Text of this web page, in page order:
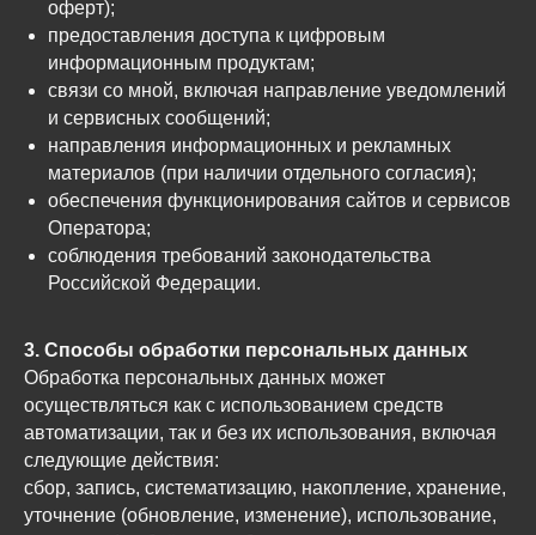
оферт);
предоставления доступа к цифровым
информационным продуктам;
связи со мной, включая направление уведомлений
и сервисных сообщений;
направления информационных и рекламных
материалов (при наличии отдельного согласия);
обеспечения функционирования сайтов и сервисов
Оператора;
соблюдения требований законодательства
Российской Федерации.
3. Способы обработки персональных данных
Обработка персональных данных может
осуществляться как с использованием средств
автоматизации, так и без их использования, включая
следующие действия:
сбор, запись, систематизацию, накопление, хранение,
уточнение (обновление, изменение), использование,